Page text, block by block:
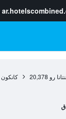
رو 20,378 كانكون